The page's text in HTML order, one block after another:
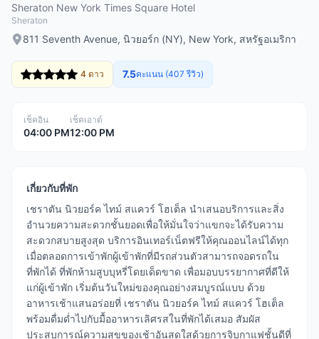
Sheraton New York Times Square Hotel
Sheraton
811 Seventh Avenue, นิวยอร์ก (NY), New York, สหรัฐอเมริกา
4 ดาว 7.5คะแนน (407 รีวิว)
เช็คอิน
04:00 PM
เช็คเอาต์
12:00 PM
เกี่ยวกับที่พัก
เชราตัน นิวยอร์ค ไทม์ สแควร์ โฮเต็ล นำเสนอบริการและสิ่ง
อำนวยความสะดวกชั้นยอดเพื่อให้มั่นใจว่าแขกจะได้รับความ
สะดวกสบายสูงสุด บริการอินเทอร์เน็ตฟรีให้คุณออนไลน์ได้ทุก
เมื่อตลอดการเข้าพักผู้เข้าพักที่มีรถส่วนตัวสามารถจอดรถใน
ที่พักได้ ที่พักห้ามสูบบุหรี่โดยเด็ดขาด เพื่อมอบบรรยากาศที่ดีให้
แก่ผู้เข้าพัก เริ่มต้นวันใหม่ของคุณอย่างสมบูรณ์แบบ ด้วย
อาหารเช้าแสนอร่อยที่ เชราตัน นิวยอร์ค ไทม์ สแควร์ โฮเต็ล
พร้อมดื่มด่ำไปกับมื้ออาหารเลิศรสในที่พักได้เสมอ สัมผัส
ประสบการณ์ความสุขของเช้าอันสดใสด้วยการจิบกาแฟชั้นดีที่